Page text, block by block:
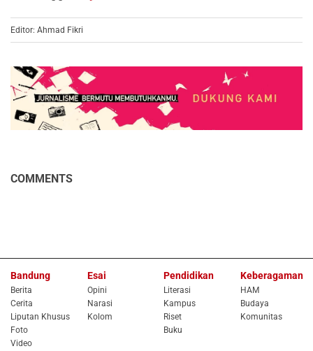
Editor: Ahmad Fikri
COMMENTS
Bandung
Berita
Cerita
Liputan Khusus
Foto
Video
Esai
Opini
Narasi
Kolom
Pendidikan
Literasi
Kampus
Riset
Buku
Keberagaman
HAM
Budaya
Komunitas